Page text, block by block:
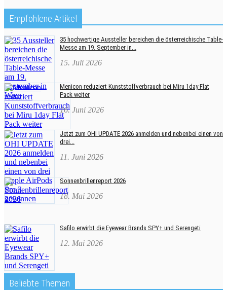
Empfohlene Artikel
35 hochwertige Aussteller bereichen die österreichische Table-
Messe am 19. September in...
15. Juli 2026
Menicon reduziert Kunststoffverbrauch bei Miru 1day Flat
Pack weiter
16. Juni 2026
Jetzt zum OHI UPDATE 2026 anmelden und nebenbei einen von
drei...
11. Juni 2026
Sonnenbrillenreport 2026
18. Mai 2026
Safilo erwirbt die Eyewear Brands SPY+ und Serengeti
12. Mai 2026
Beliebte Themen